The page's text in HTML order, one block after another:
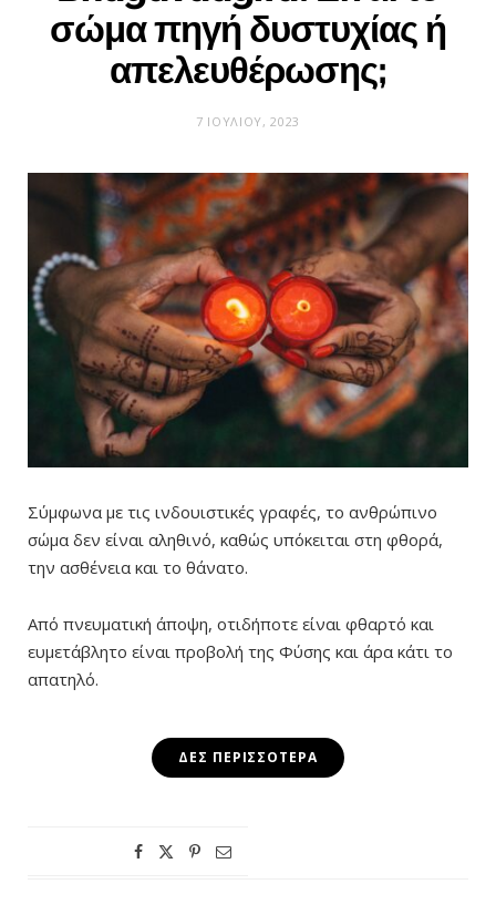
σώμα πηγή δυστυχίας ή
απελευθέρωσης;
7 ΙΟΥΛΊΟΥ, 2023
Σύμφωνα με τις ινδουιστικές γραφές, το ανθρώπινο
σώμα δεν είναι αληθινό, καθώς υπόκειται στη φθορά,
την ασθένεια και το θάνατο.
Από πνευματική άποψη, οτιδήποτε είναι φθαρτό και
ευμετάβλητο είναι προβολή της Φύσης και άρα κάτι το
απατηλό.
ΔΕΣ ΠΕΡΙΣΣΌΤΕΡΑ